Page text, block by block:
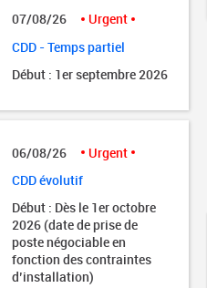
07/08/26
Urgent
CDD - Temps partiel
Début : 1er septembre 2026
06/08/26
Urgent
CDD évolutif
Début : Dès le 1er octobre
2026 (date de prise de
poste négociable en
fonction des contraintes
d’installation)